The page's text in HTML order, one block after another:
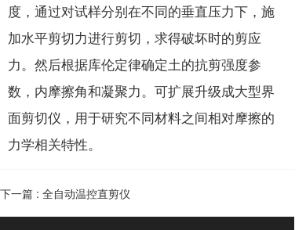
度，通过对试样分别在不同的垂直压力下，施
加水平剪切力进行剪切，求得破坏时的剪应
力。然后根据库伦定律确定土的抗剪强度参
数，内摩擦角和凝聚力。可扩展升级成大型界
面剪切仪，用于研究不同材料之间相对摩擦的
力学相关特性。
下一篇 : 全自动温控直剪仪